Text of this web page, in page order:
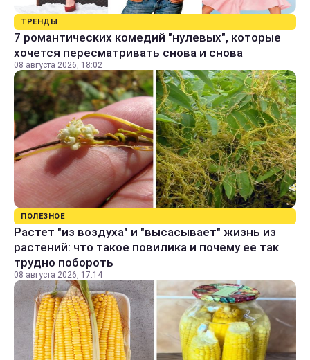
ТРЕНДЫ
7 романтических комедий "нулевых", которые
хочется пересматривать снова и снова
08 августа 2026, 18:02
ПОЛЕЗНОЕ
Растет "из воздуха" и "высасывает" жизнь из
растений: что такое повилика и почему ее так
трудно побороть
08 августа 2026, 17:14